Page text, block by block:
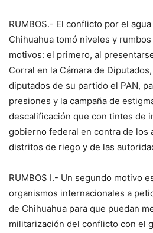
RUMBOS.- El conflicto por el
Chihuahua tomó niveles y
motivos: el primero, al
Corral en la Cámara de
diputados de su partido el PAN,
presiones y la campaña de
descalificación que con tintes de
gobierno federal en contra de los
distritos de riego y de las
RUMBOS I.- Un segundo motivo
organismos internacionales a
de Chihuahua para que puedan
militarización del conflicto con el